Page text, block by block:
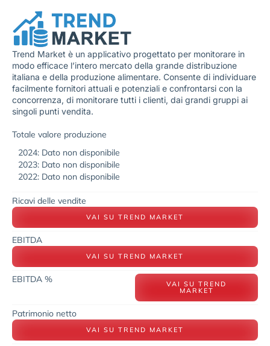
Trend Market è un applicativo progettato per monitorare in
modo efficace l’intero mercato della grande distribuzione
italiana e della produzione alimentare. Consente di individuare
facilmente fornitori attuali e potenziali e confrontarsi con la
concorrenza, di monitorare tutti i clienti, dai grandi gruppi ai
singoli punti vendita.
Totale valore produzione
2024: Dato non disponibile
2023: Dato non disponibile
2022: Dato non disponibile
Ricavi delle vendite
VAI SU TREND MARKET
EBITDA
VAI SU TREND MARKET
EBITDA % VAI SU TREND
MARKET
Patrimonio netto
VAI SU TREND MARKET